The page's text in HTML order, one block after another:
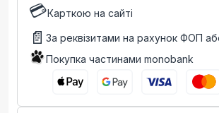
💳Карткою на сайті
📄 За реквізитами на рахунок ФОП
Покупка частинами monobank